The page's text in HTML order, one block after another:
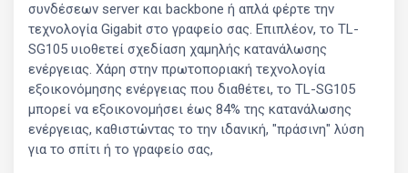
συνδέσεων server και backbone ή απλά φέρτε την
τεχνολογία Gigabit στο γραφείο σας. Επιπλέον, το TL-
SG105 υιοθετεί σχεδίαση χαμηλής κατανάλωσης
ενέργειας. Χάρη στην πρωτοποριακή τεχνολογία
εξοικονόμησης ενέργειας που διαθέτει, το TL-SG105
μπορεί να εξοικονομήσει έως 84% της κατανάλωσης
ενέργειας, καθιστώντας το την ιδανική, "πράσινη" λύση
για το σπίτι ή το γραφείο σας,